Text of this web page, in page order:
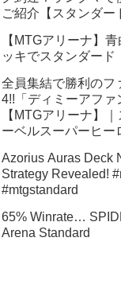
ご紹介【スタンダー
【MTGアリーナ】
ッキでスタンダード
全員集結で勝利のフ
4!!「ディミーアファ
【MTGアリーナ】
ーベルスーパーヒー
Azorius Auras Deck New Cards &
Strategy Revealed!
#mtgstandard
65% Winrate…
Arena Standard